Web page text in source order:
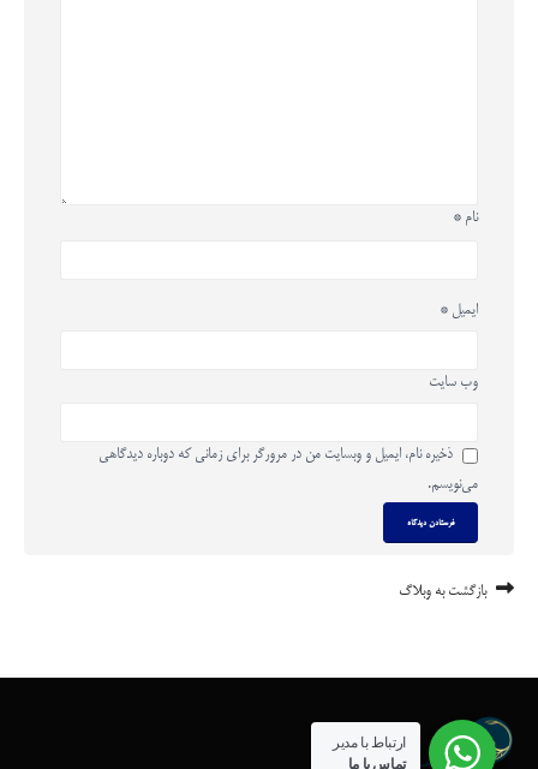
نام *
ایمیل *
وب‌ سایت
ذخیره نام، ایمیل و وبسایت من در مرورگر برای زمانی که دوباره دیدگاهی
می‌نویسم.
بازگشت به وبلاگ
ارتباط با مدیر
تماس با ما